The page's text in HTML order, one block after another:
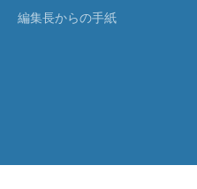
編集長からの手紙